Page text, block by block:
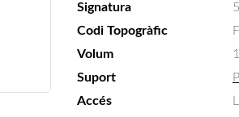
Signatura
Codi Topogràfic
Volum
Suport
Accés